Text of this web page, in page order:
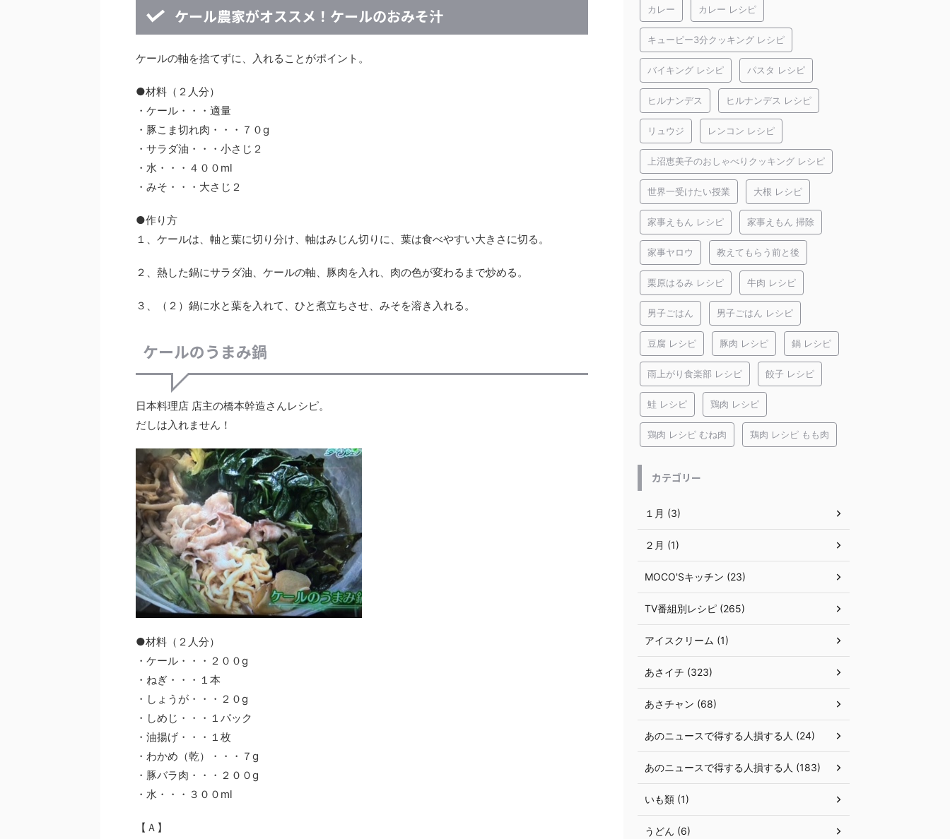
ケール農家がオススメ！ケールのおみそ汁
ケールの軸を捨てずに、入れることがポイント。
●材料（２人分）
・ケール・・・適量
・豚こま切れ肉・・・７０g
・サラダ油・・・小さじ２
・水・・・４００ml
・みそ・・・大さじ２
●作り方
１、ケールは、軸と葉に切り分け、軸はみじん切りに、葉は食べやすい大きさに切る。
２、熱した鍋にサラダ油、ケールの軸、豚肉を入れ、肉の色が変わるまで炒める。
３、（２）鍋に水と葉を入れて、ひと煮立ちさせ、みそを溶き入れる。
ケールのうまみ鍋
日本料理店 店主の橋本幹造さんレシピ。
だしは入れません！
●材料（２人分）
・ケール・・・２００g
・ねぎ・・・１本
・しょうが・・・２０g
・しめじ・・・１パック
・油揚げ・・・１枚
・わかめ（乾）・・・７g
・豚バラ肉・・・２００g
・水・・・３００ml
【Ａ】
カレー カレー レシピ
キューピー3分クッキング レシピ
バイキング レシピ パスタ レシピ
ヒルナンデス ヒルナンデス レシピ
リュウジ レンコン レシピ
上沼恵美子のおしゃべりクッキング レシピ
世界一受けたい授業 大根 レシピ
家事えもん レシピ 家事えもん 掃除
家事ヤロウ 教えてもらう前と後
栗原はるみ レシピ 牛肉 レシピ
男子ごはん 男子ごはん レシピ
豆腐 レシピ 豚肉 レシピ 鍋 レシピ
雨上がり食楽部 レシピ 餃子 レシピ
鮭 レシピ 鶏肉 レシピ
鶏肉 レシピ むね肉 鶏肉 レシピ もも肉
カテゴリー
１月 (3)
２月 (1)
MOCO'Sキッチン (23)
TV番組別レシピ (265)
アイスクリーム (1)
あさイチ (323)
あさチャン (68)
あのニュースで得する人損する人 (24)
あのニュースで得する人損する人 (183)
いも類 (1)
うどん (6)